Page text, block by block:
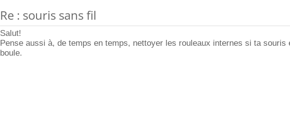
Re : souris sans fil
Salut!
Pense aussi à, de temps en temps, nettoyer les rouleaux internes si ta souris
boule.